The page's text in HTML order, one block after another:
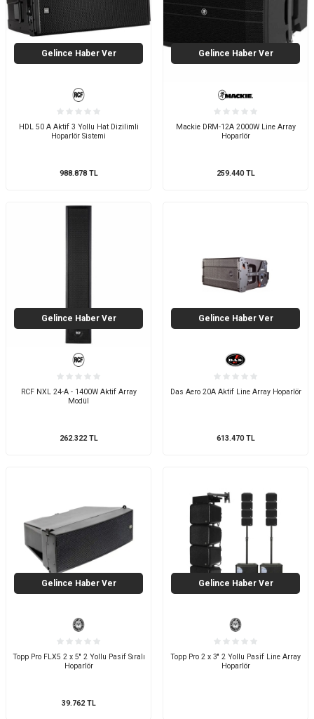
HDL 50 A Aktif 3 Yollu Hat Dizilimli
Hoparlör Sistemi
988.878TL
Gelince Haber Ver
Mackie DRM-12A 2000W Line Array
Hoparlör
259.440TL
Gelince Haber Ver
RCF NXL 24-A - 1400W Aktif Array
Modül
262.322TL
Gelince Haber Ver
Das Aero 20A Aktif Line Array Hoparlör
613.470TL
Gelince Haber Ver
Topp Pro FLX5 2 x 5'' 2 Yollu Pasif Sıralı
Hoparlör
39.762TL
Gelince Haber Ver
Topp Pro 2 x 3'' 2 Yollu Pasif Line Array
Hoparlör
Gelince Haber Ver